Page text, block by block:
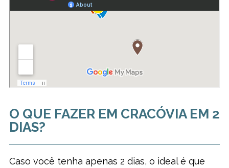
O QUE FAZER EM CRACÓVIA EM 2
DIAS?
Caso você tenha apenas 2 dias, o ideal é que